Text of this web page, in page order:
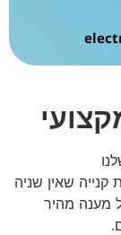
קנייה שאין שניה
מענה מהיר